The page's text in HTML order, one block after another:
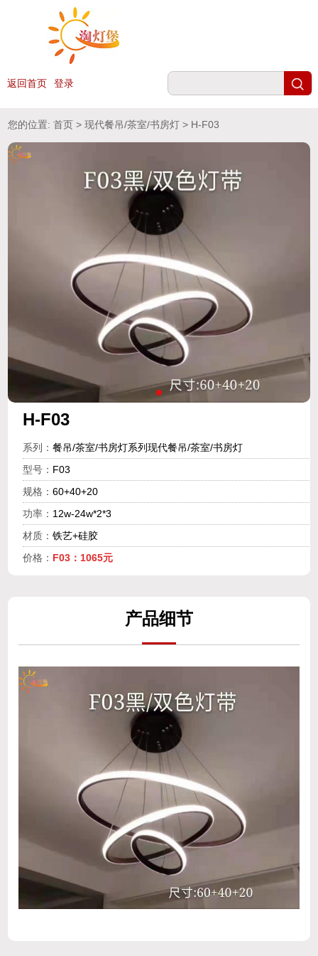
返回首页 登录
您的位置:首页 >现代餐吊/茶室/书房灯 > H-F03
H-F03
系列： 餐吊/茶室/书房灯系列现代餐吊/茶室/书房灯
型号： F03
规格： 60+40+20
功率： 12w-24w*2*3
材质： 铁艺+硅胶
价格： F03：1065元
产品细节